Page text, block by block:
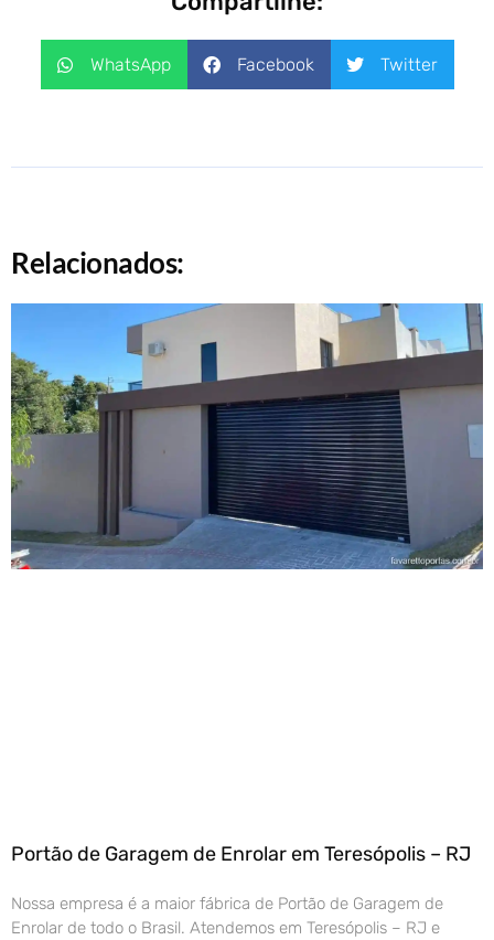
WhatsApp Facebook Twitter
Relacionados:
Portão de Garagem de Enrolar em Teresópolis – RJ
Nossa empresa é a maior fábrica de Portão de Garagem de
Enrolar de todo o Brasil. Atendemos em Teresópolis – RJ e